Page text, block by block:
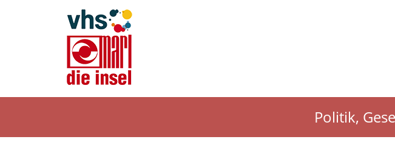
Politik,